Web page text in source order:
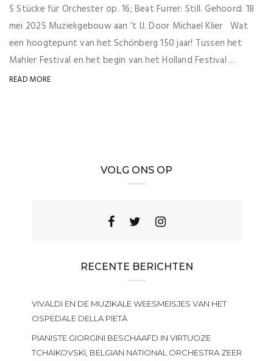
5 Stücke für Orchester op. 16; Beat Furrer: Still. Gehoord: 18
mei 2025 Muziekgebouw aan ’t IJ. Door Michael Klier Wat
een hoogtepunt van het Schönberg 150 jaar! Tussen het
Mahler Festival en het begin van het Holland Festival ...
READ MORE
VOLG ONS OP
RECENTE BERICHTEN
VIVALDI EN DE MUZIKALE WEESMEISJES VAN HET
OSPEDALE DELLA PIETÀ
PIANISTE GIORGINI BESCHAAFD IN VIRTUOZE
TCHAIKOVSKI, BELGIAN NATIONAL ORCHESTRA ZEER